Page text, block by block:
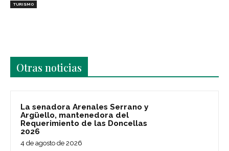
TURISMO
Otras noticias
La senadora Arenales Serrano y
Argüello, mantenedora del
Requerimiento de las Doncellas
2026
4 de agosto de 2026